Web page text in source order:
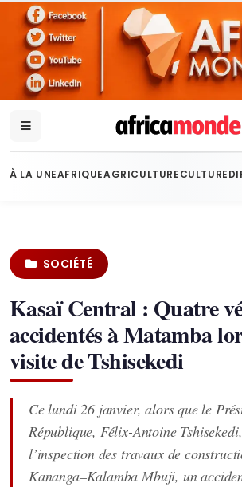
À LA UNEAFRIQUEAGRICULTURECULTURE
SOCIÉTÉ
Kasaï Central : Quatre
accidentés à Matamba
visite de Tshisekedi
Ce lundi 26 janvier, alors que le
République, Félix-Antoine
l’inspection des travaux de
Kananga–Kalamba Mbuji, un